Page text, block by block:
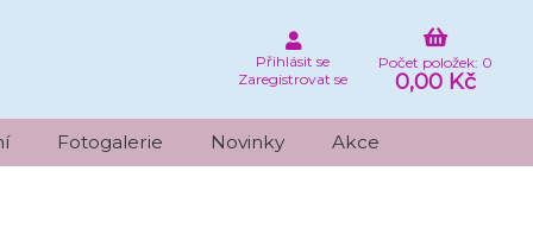
Počet položek: 0
0,00 Kč
Přihlásit se
Zaregistrovat se
Fotogalerie Novinky Akce